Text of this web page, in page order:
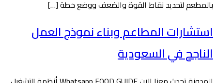
بالمطعم لتحديد نقاط القوة والضعف ووضع خطة […]
استشارات المطاعم وبناء نموذج العمل
الناجح في السعودية